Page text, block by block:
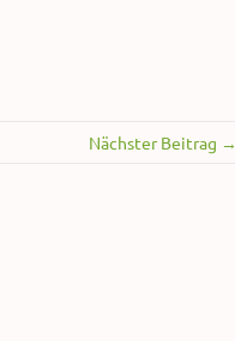
Nächster Beitrag →